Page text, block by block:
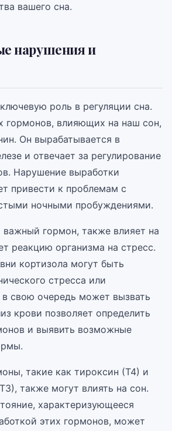
вашего сна.
нарушения и
роль в регуляции сна.
гормонов, влияющих на наш сон,
Он вырабатывается в
и отвечает за регулирование
Нарушение выработки
привести к проблемам с
ночными пробуждениями.
важный гормон, также влияет на
реакцию организма на стресс.
кортизола могут быть
стресса или
в свою очередь может вызвать
крови позволяет определить
и выявить возможные
такие как тироксин (Т4) и
также могут влиять на сон.
характеризующееся
этих гормонов, может